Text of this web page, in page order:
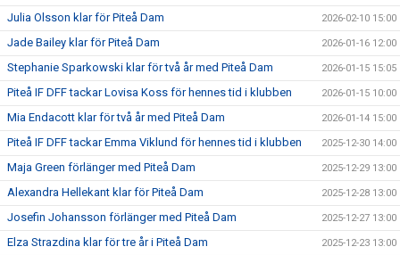
Julia Olsson klar för Piteå Dam 2026-02-10 15:00
Jade Bailey klar för Piteå Dam 2026-01-16 12:00
Stephanie Sparkowski klar för två år med Piteå Dam 2026-01-15 15:05
Piteå IF DFF tackar Lovisa Koss för hennes tid i klubben 2026-01-15 10:00
Mia Endacott klar för två år med Piteå Dam 2026-01-14 15:00
Piteå IF DFF tackar Emma Viklund för hennes tid i klubben 2025-12-30 14:00
Maja Green förlänger med Piteå Dam 2025-12-29 13:00
Alexandra Hellekant klar för Piteå Dam 2025-12-28 13:00
Josefin Johansson förlänger med Piteå Dam 2025-12-27 13:00
Elza Strazdina klar för tre år i Piteå Dam 2025-12-23 13:00